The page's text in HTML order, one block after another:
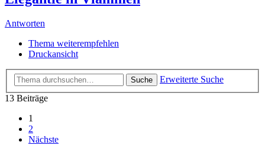
Antworten
Thema weiterempfehlen
Druckansicht
Suche
Erweiterte Suche
13 Beiträge
1
2
Nächste